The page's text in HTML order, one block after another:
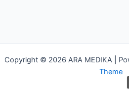
Copyright © 2026 ARA MEDIKA |
Theme